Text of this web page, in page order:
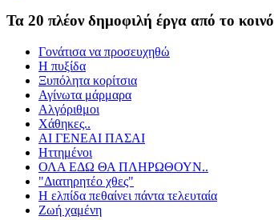
Τα 20 πλέον δημοφιλή έργα από το κοινό
Γονάτισα να προσευχηθώ
Η πυξίδα
Ξυπόλητα κορίτσια
Αγίνωτα μάρμαρα
Αλγόριθμοι
Χάθηκες..
ΑΙ ΓΕΝΕΑΙ ΠΑΣΑΙ
Ηττημένοι
ΟΛΑ ΕΔΩ ΘΑ ΠΛΗΡΩΘΟΥΝ..
"Διατηρητέο χθες"
Η ελπίδα πεθαίνει πάντα τελευταία
Ζωή χαμένη